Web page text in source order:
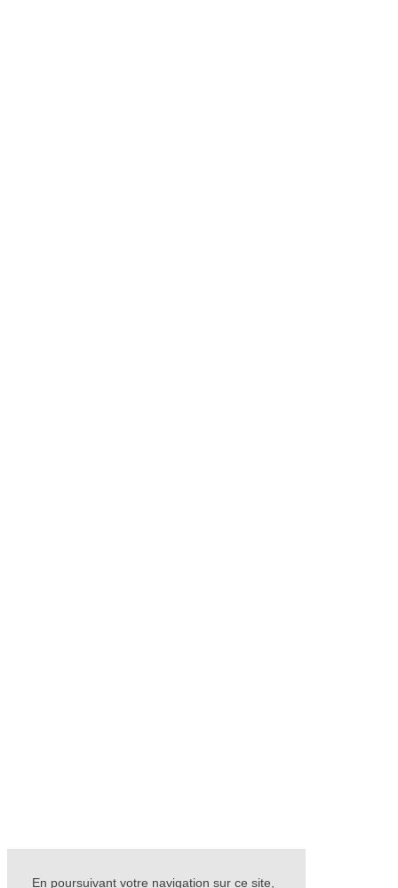
En poursuivant votre navigation sur ce site,